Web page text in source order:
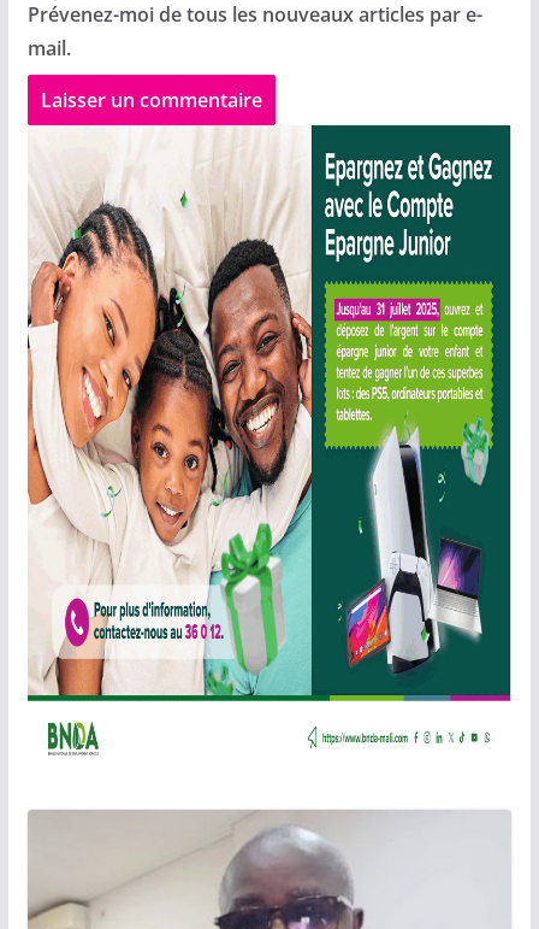
Prévenez-moi de tous les nouveaux articles par e-
mail.